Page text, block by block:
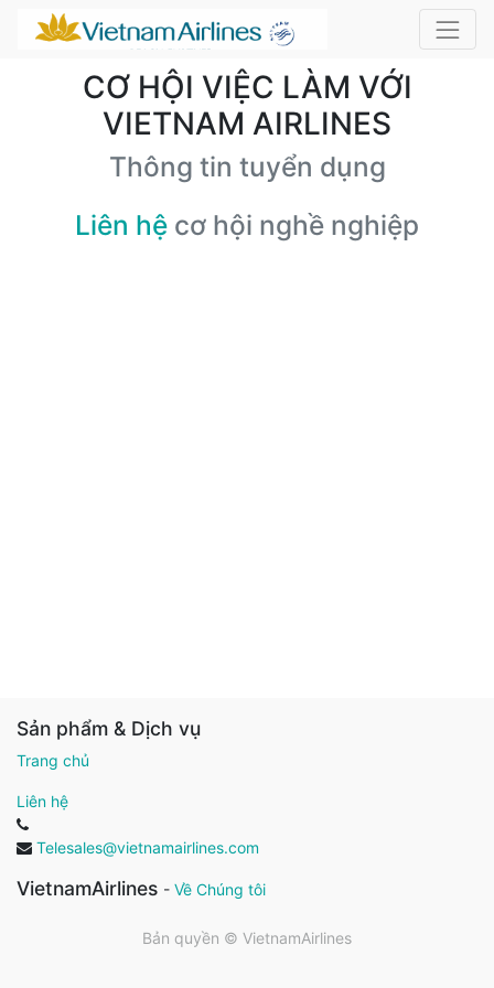
CƠ HỘI VIỆC LÀM VỚI
VIETNAM AIRLINES
Thông tin tuyển dụng
Liên hệ cơ hội nghề nghiệp
Sản phẩm & Dịch vụ
Trang chủ
Liên hệ
Telesales@vietnamairlines.com
VietnamAirlines - Về Chúng tôi
Bản quyền © VietnamAirlines